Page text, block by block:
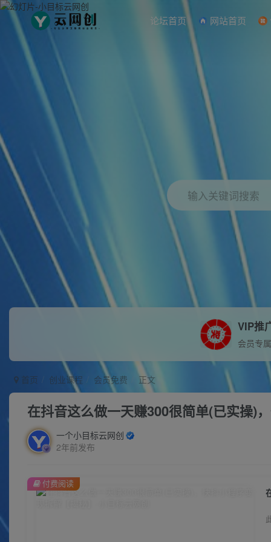
论坛首页 网站首页
输入关键词搜索
VIP推
会员专
首页 创业课程 会员免费 正文
在抖音这么做一天赚300很简单(已实操)
一个小目标云网创
2年前发布
付费阅读